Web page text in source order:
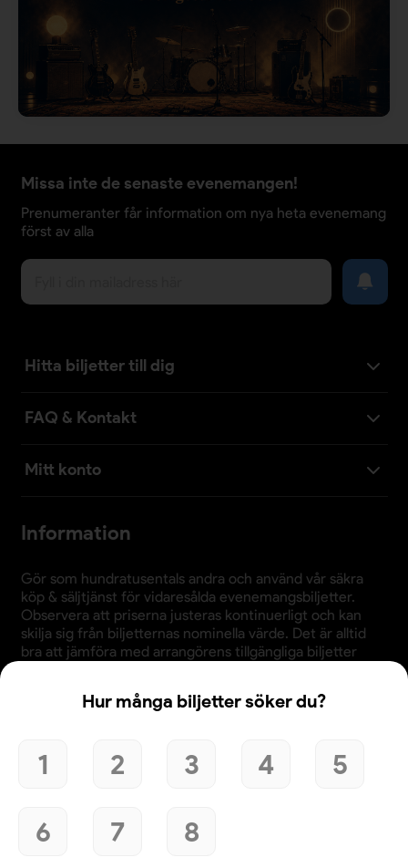
Hur många biljetter söker du?
1 2 3 4
5
6
7 8
Missa inte de senaste evenemangen!
Prenumeranter får information om nya heta evenemang
först av alla
Hitta biljetter till dig
FAQ & Kontakt
Mitt konto
Information
Gör som hundratusentals andra och använd vår säkra
köp & säljtjänst för vidaresålda evenemangsbiljetter.
Observera att priserna justeras kontinuerligt och kan
skilja sig från biljetternas nominella värde. Det är alltid
bra att jämföra med arrangörens tillgängliga biljetter
Användande av denna webbplats bekräftar godkännande
av webbplatsens
köpvillkor integritetspolicy
och
© 2026 Evenemangsbiljetter.se
Den här webbplatsen använder cookies. Genom att